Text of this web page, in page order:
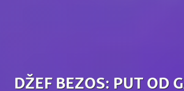
DŽEF BEZOS: PUT OD